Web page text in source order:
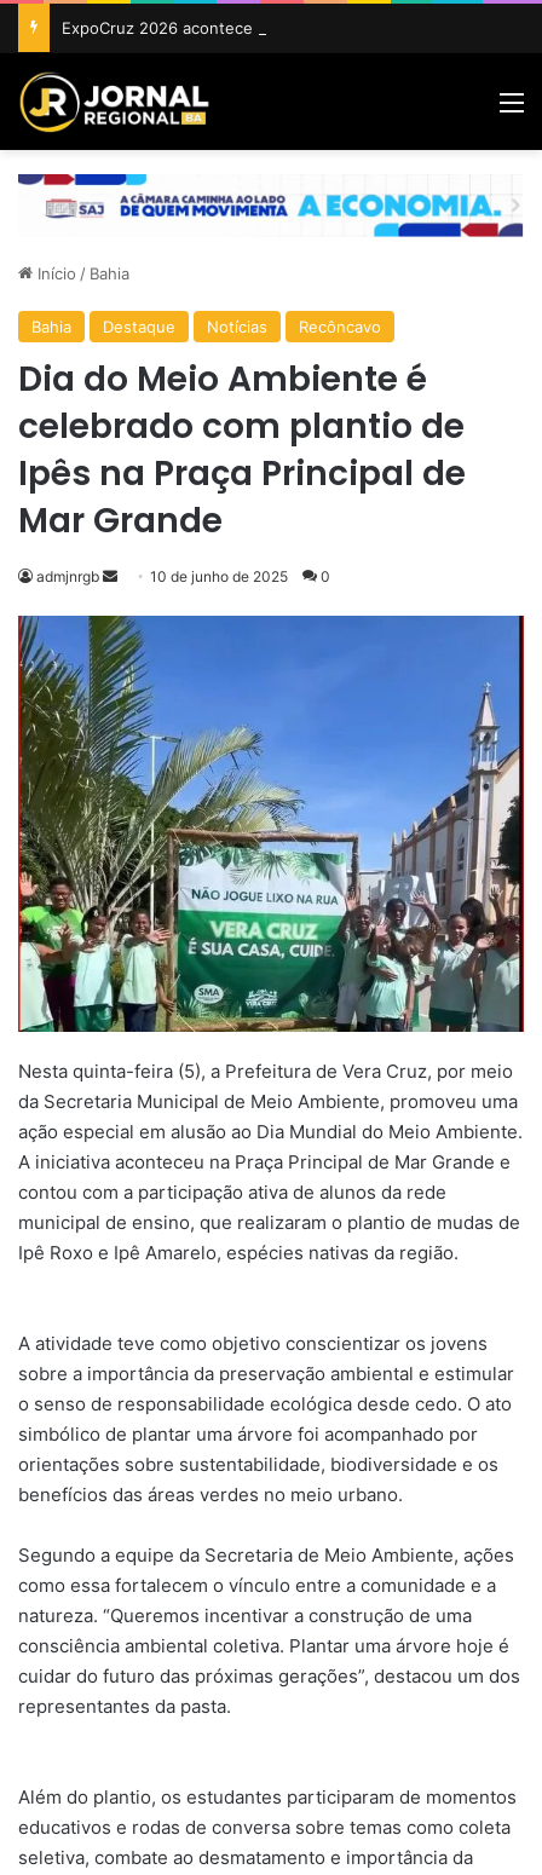
Início / Bahia
Bahia Destaque Notícias Recôncavo
Dia do Meio Ambiente é
celebrado com plantio de
Ipês na Praça Principal de
Mar Grande
admjnrgb
Mande
e-
mail
10 de junho de 2025 0
Nesta quinta-feira (5), a Prefeitura de Vera Cruz, por meio
da Secretaria Municipal de Meio Ambiente, promoveu uma
ação especial em alusão ao Dia Mundial do Meio Ambiente.
A iniciativa aconteceu na Praça Principal de Mar Grande e
contou com a participação ativa de alunos da rede
municipal de ensino, que realizaram o plantio de mudas de
Ipê Roxo e Ipê Amarelo, espécies nativas da região.
A atividade teve como objetivo conscientizar os jovens
sobre a importância da preservação ambiental e estimular
o senso de responsabilidade ecológica desde cedo. O ato
simbólico de plantar uma árvore foi acompanhado por
orientações sobre sustentabilidade, biodiversidade e os
benefícios das áreas verdes no meio urbano.
Segundo a equipe da Secretaria de Meio Ambiente, ações
como essa fortalecem o vínculo entre a comunidade e a
natureza. “Queremos incentivar a construção de uma
consciência ambiental coletiva. Plantar uma árvore hoje é
cuidar do futuro das próximas gerações”, destacou um dos
representantes da pasta.
Além do plantio, os estudantes participaram de momentos
educativos e rodas de conversa sobre temas como coleta
seletiva, combate ao desmatamento e importância da